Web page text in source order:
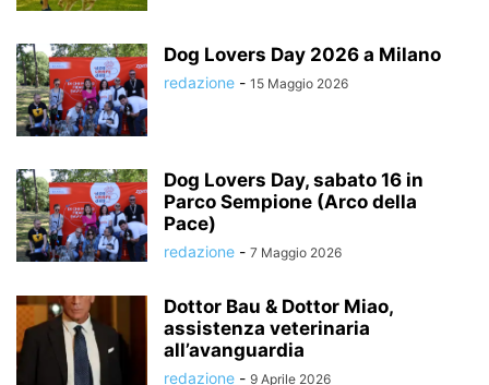
Dog Lovers Day 2026 a Milano
redazione - 15 Maggio 2026
Dog Lovers Day, sabato 16 in
Parco Sempione (Arco della
Pace)
redazione - 7 Maggio 2026
Dottor Bau & Dottor Miao,
assistenza veterinaria
all’avanguardia
redazione - 9 Aprile 2026